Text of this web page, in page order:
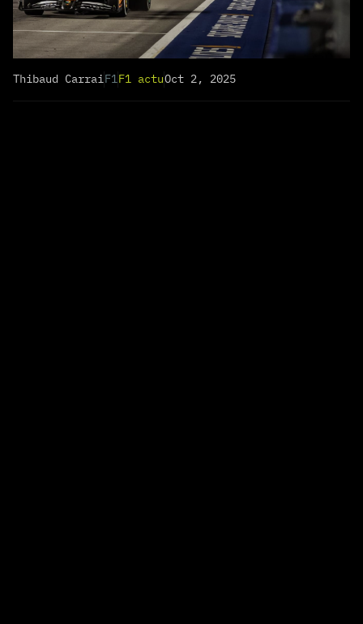
Thibaud CarraiF1F1 actuOct 2, 2025